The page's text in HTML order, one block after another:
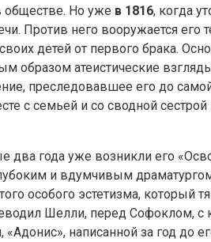
обществе. Но уже в 1816, когда
Против него вооружается его
детей от первого брака.
образом атеистические
преследовавшее его до
с семьей и со сводной
два года уже возникли его
и вдумчивым
особого эстетизма, который
Шелли, перед Софоклом, с
написанной за год до